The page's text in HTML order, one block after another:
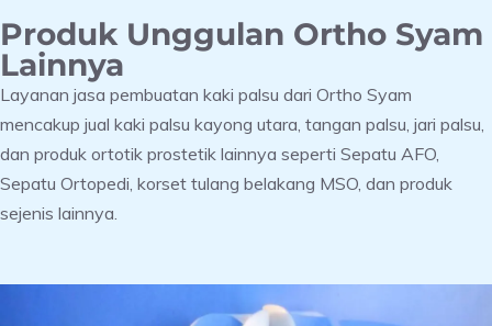
Produk Unggulan Ortho Syam
Lainnya
Layanan jasa pembuatan kaki palsu dari Ortho Syam
mencakup jual kaki palsu kayong utara, tangan palsu, jari palsu,
dan produk ortotik prostetik lainnya seperti Sepatu AFO,
Sepatu Ortopedi, korset tulang belakang MSO, dan produk
sejenis lainnya.